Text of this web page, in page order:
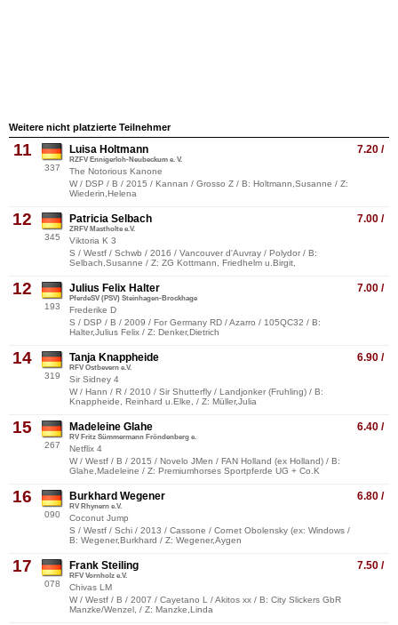
Weitere nicht platzierte Teilnehmer
11
337
7.20 /
Luisa Holtmann
RZFV Ennigerloh-Neubeckum e. V.
The Notorious Kanone
W / DSP / B / 2015 / Kannan / Grosso Z / B: Holtmann,Susanne / Z:
Wiederin,Helena
12
345
7.00 /
Patricia Selbach
ZRFV Mastholte e.V.
Viktoria K 3
S / Westf / Schwb / 2016 / Vancouver d'Auvray / Polydor / B:
Selbach,Susanne / Z: ZG Kottmann, Friedhelm u.Birgit,
12
193
7.00 /
Julius Felix Halter
PferdeSV (PSV) Steinhagen-Brockhage
Frederike D
S / DSP / B / 2009 / For Germany RD / Azarro / 105QC32 / B:
Halter,Julius Felix / Z: Denker,Dietrich
14
319
6.90 /
Tanja Knappheide
RFV Ostbevern e.V.
Sir Sidney 4
W / Hann / R / 2010 / Sir Shutterfly / Landjonker (Fruhling) / B:
Knappheide, Reinhard u.Elke, / Z: Müller,Julia
15
267
6.40 /
Madeleine Glahe
RV Fritz Sümmermann Fröndenberg e.
Netflix 4
W / Westf / B / 2015 / Novelo JMen / FAN Holland (ex Holland) / B:
Glahe,Madeleine / Z: Premiumhorses Sportpferde UG + Co.K
16
090
6.80 /
Burkhard Wegener
RV Rhynern e.V.
Coconut Jump
S / Westf / Schi / 2013 / Cassone / Cornet Obolensky (ex: Windows /
B: Wegener,Burkhard / Z: Wegener,Aygen
17
078
7.50 /
Frank Steiling
RFV Vornholz e.V.
Chivas LM
W / Westf / B / 2007 / Cayetano L / Akitos xx / B: City Slickers GbR
Manzke/Wenzel, / Z: Manzke,Linda